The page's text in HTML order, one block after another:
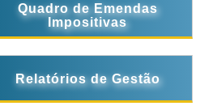
Quadro de Emendas
Impositivas
Relatórios de Gestão